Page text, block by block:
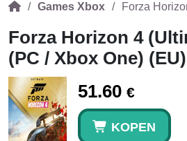
Games Xbox Forza
Forza Horizon 4
(PC / Xbox One) (EU)
51.60 €
KOPEN